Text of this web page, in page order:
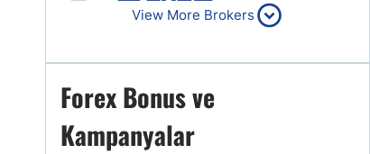
Read Review
7
View More Brokers
Forex Bonus ve
Kampanyalar